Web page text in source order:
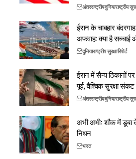
अंतरराष्ट्रीयदुनियाराष्ट्रीय
ईरान के चाबहार
अफवाह: क्या है सच्चाई
दुनियाराष्ट्रीय सुरक्षारिपोर्ट
ईरान में सैन्य ठिकानों
पूर्व, वैश्विक सुरक्षा
अंतरराष्ट्रीयदुनियाराष्ट्रीय
अभी अभी: शौक में डूबा
निधन
भारत